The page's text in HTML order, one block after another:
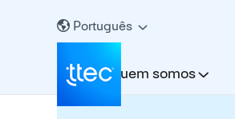
Português
Quem somos